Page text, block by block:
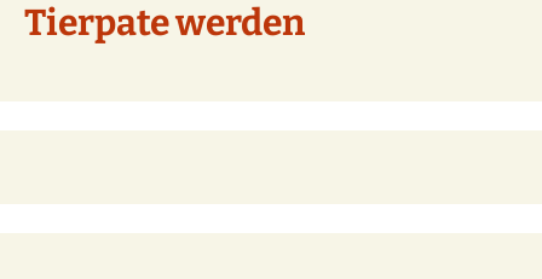
Tierpate werden